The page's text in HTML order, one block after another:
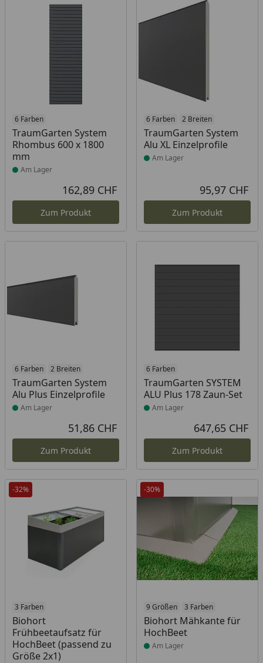
6 Farben
TraumGarten System
Rhombus 600 x 1800
mm
Produkt am Lager
Am Lager
162,89 CHF
Zum Produkt
6 Farben 2 Breiten
TraumGarten System
Alu XL Einzelprofile
Produkt am Lager
Am Lager
95,97 CHF
Zum Produkt
6 Farben 2 Breiten
TraumGarten System
Alu Plus Einzelprofile
Produkt am Lager
Am Lager
51,86 CHF
Zum Produkt
6 Farben
TraumGarten SYSTEM
ALU Plus 178 Zaun-Set
Produkt am Lager
Am Lager
647,65 CHF
Zum Produkt
-32%
3 Farben
Biohort
Frühbeetaufsatz für
HochBeet (passend zu
Größe 2x1)
Produkt am Lager
-30%
9 Größen 3 Farben
Biohort Mähkante für
HochBeet
Produkt am Lager
Am Lager